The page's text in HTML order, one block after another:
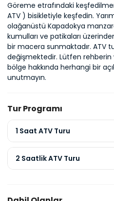
Göreme etrafındaki
ATV ) bisikletiyle keşfedin.
olağanüstü Kapadokya
kumulları ve patikaları
bir macera sunmaktadır. ATV
değişmektedir. Lütfen rehberin
bölge hakkında herhangi bir
unutmayın.
Tur Programı
1 Saat ATV Turu
2 Saatlik ATV Turu